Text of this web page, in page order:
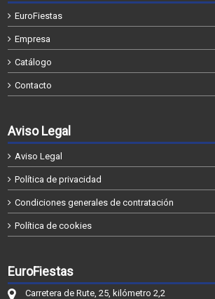
EuroFiestas
Empresa
Catálogo
Contacto
Aviso Legal
Aviso Legal
Política de privacidad
Condiciones generales de contratación
Política de cookies
EuroFiestas
Carretera de Rute, 25, kilómetro 2,2